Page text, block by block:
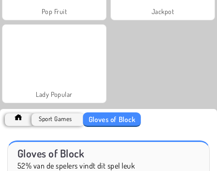
Pop Fruit Jackpot
Lady Popular
Sport Games Gloves of Block
Gloves of Block
52% van de spelers vindt dit spel leuk